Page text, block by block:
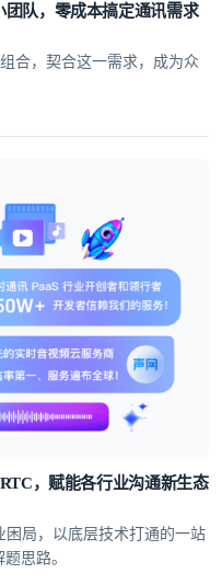
队，零成本搞定通讯需求
合，契合这一需求，成为众
，赋能各行业沟通新生态
困局，以底层技术打通的一站
思路。